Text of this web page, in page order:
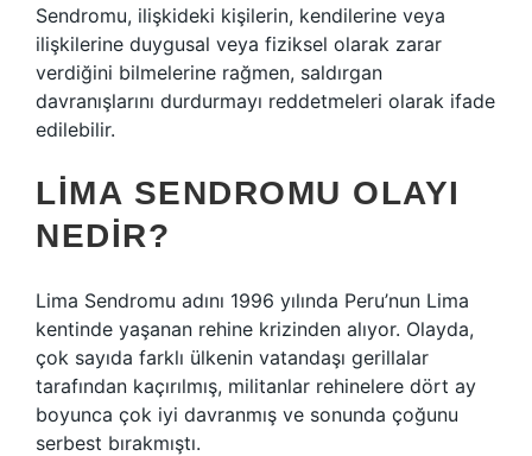
Sendromu, ilişkideki kişilerin, kendilerine veya
ilişkilerine duygusal veya fiziksel olarak zarar
verdiğini bilmelerine rağmen, saldırgan
davranışlarını durdurmayı reddetmeleri olarak ifade
edilebilir.
LIMA SENDROMU OLAYI
NEDIR?
Lima Sendromu adını 1996 yılında Peru’nun Lima
kentinde yaşanan rehine krizinden alıyor. Olayda,
çok sayıda farklı ülkenin vatandaşı gerillalar
tarafından kaçırılmış, militanlar rehinelere dört ay
boyunca çok iyi davranmış ve sonunda çoğunu
serbest bırakmıştı.